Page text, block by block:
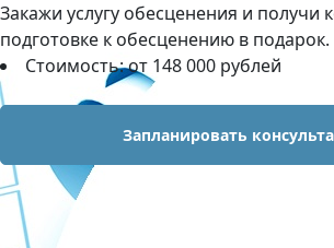
Закажи услугу обесценения и получи
подготовке к обесценению в подарок.
Стоимость: от 148 000 рублей
Запланировать